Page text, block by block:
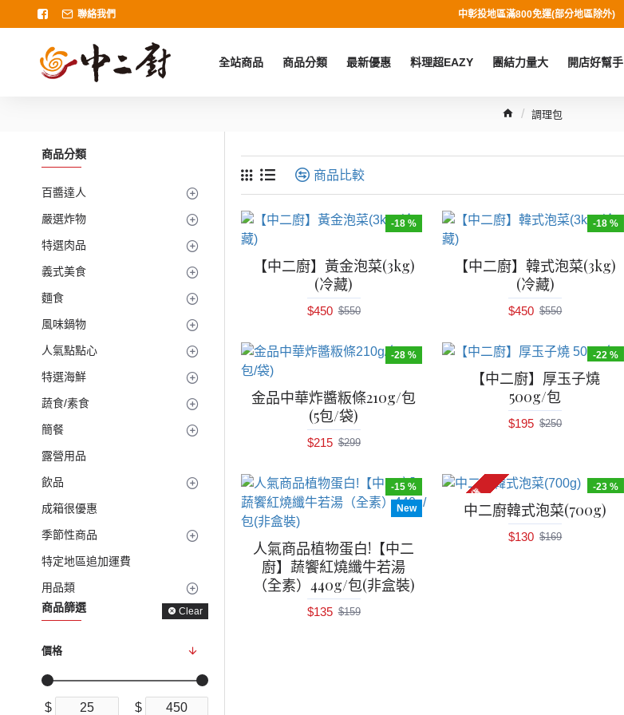
聯絡我們 中彰投地區滿800免運(部分地區除外)
全站商品 商品分類 最新優惠 料理超EAZY 團結力量大 開店好幫手
調理包
商品分類
百醬達人
嚴選炸物
特選肉品
義式美食
麵食
風味鍋物
人氣點點心
特選海鮮
蔬食/素食
簡餐
露營用品
飲品
成箱很優惠
季節性商品
特定地區追加運費
用品類
商品篩選
Clear
價格
$ $
商品比較
-18 %
【中二廚】黃金泡菜(3kg)
(冷藏)
$450 $550
-18 %
【中二廚】韓式泡菜(3kg)
(冷藏)
$450 $550
-28 %
金品中華炸醬粄條210g/包
(5包/袋)
$215 $299
-22 %
【中二廚】厚玉子燒
500g/包
$195 $250
New
-15 %
人氣商品植物蛋白!【中二
廚】蔬饗紅燒纖牛若湯
（全素）440g/包(非盒裝)
$135 $159
-23 %
有現貨
中二廚韓式泡菜(700g)
$130 $169